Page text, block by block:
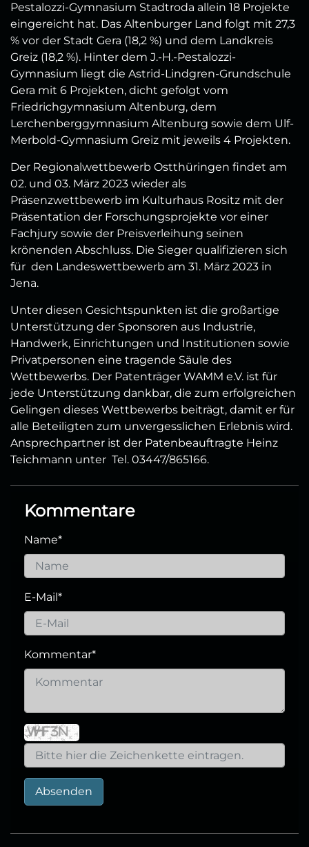
Pestalozzi-Gymnasium Stadtroda allein 18 Projekte
eingereicht hat. Das Altenburger Land folgt mit 27,3
% vor der Stadt Gera (18,2 %) und dem Landkreis
Greiz (18,2 %). Hinter dem J.-H.-Pestalozzi-
Gymnasium liegt die Astrid-Lindgren-Grundschule
Gera mit 6 Projekten, dicht gefolgt vom
Friedrichgymnasium Altenburg, dem
Lerchenberggymnasium Altenburg sowie dem Ulf-
Merbold-Gymnasium Greiz mit jeweils 4 Projekten.
Der Regionalwettbewerb Ostthüringen findet am
02. und 03. März 2023 wieder als
Präsenzwettbewerb im Kulturhaus Rositz mit der
Präsentation der Forschungsprojekte vor einer
Fachjury sowie der Preisverleihung seinen
krönenden Abschluss. Die Sieger qualifizieren sich
für den Landeswettbewerb am 31. März 2023 in
Jena.
Unter diesen Gesichtspunkten ist die großartige
Unterstützung der Sponsoren aus Industrie,
Handwerk, Einrichtungen und Institutionen sowie
Privatpersonen eine tragende Säule des
Wettbewerbs. Der Patenträger WAMM e.V. ist für
jede Unterstützung dankbar, die zum erfolgreichen
Gelingen dieses Wettbewerbs beiträgt, damit er für
alle Beteiligten zum unvergesslichen Erlebnis wird.
Ansprechpartner ist der Patenbeauftragte Heinz
Teichmann unter Tel. 03447/865166.
Kommentare
Name*
E-Mail *
Kommentar*
Absenden